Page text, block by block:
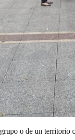
o de un territorio